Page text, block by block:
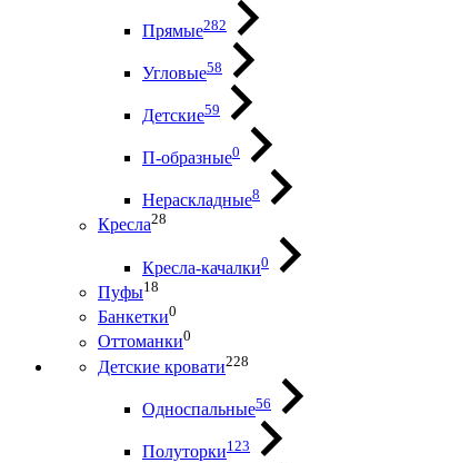
Прямые282
Угловые58
Детские59
П-образные0
Нераскладные8
Кресла28
Кресла-качалки0
Пуфы18
Банкетки0
Оттоманки0
Детские кровати228
Односпальные56
Полуторки123